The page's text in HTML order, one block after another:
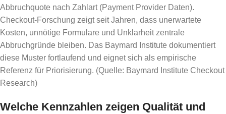
Abbruchquote nach Zahlart (Payment Provider Daten).
Checkout-Forschung zeigt seit Jahren, dass unerwartete
Kosten, unnötige Formulare und Unklarheit zentrale
Abbruchgründe bleiben. Das Baymard Institute dokumentiert
diese Muster fortlaufend und eignet sich als empirische
Referenz für Priorisierung. (Quelle: Baymard Institute Checkout
Research)
Welche Kennzahlen zeigen Qualität und